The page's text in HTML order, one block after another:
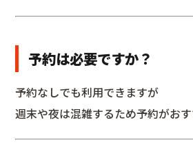
予約は必要ですか？
予約なしでも利用できますが
週末や夜は混雑するため予約がおす